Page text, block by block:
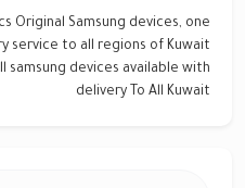
Original Samsung devices, one
service to all regions of Kuwait
samsung devices available with
delivery To All Kuwait